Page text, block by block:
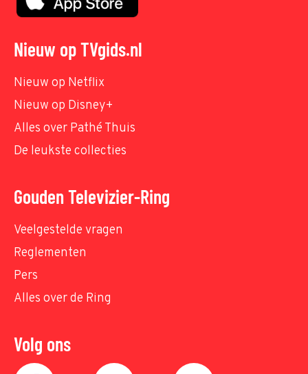
Nieuw op TVgids.nl
Nieuw op Netflix
Nieuw op Disney+
Alles over Pathé Thuis
De leukste collecties
Gouden Televizier-Ring
Veelgestelde vragen
Reglementen
Pers
Alles over de Ring
Volg ons